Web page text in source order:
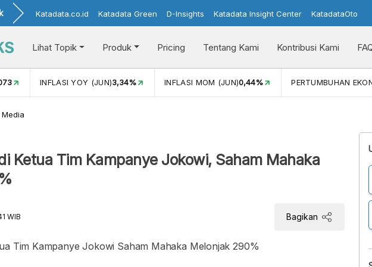
Katadata.co.id Katadata Green D-Insights Katadata Insight Center KatadataOto
Lihat Topik Produk Pricing Tentang Kami Kontribusi Kami
INFLASI YOY (JUN)3,34% INFLASI MOM (JUN)0,44% PERTUMBUHAN
Media
Ketua Tim Kampanye Jokowi, Saham Mahaka
WIB Bagikan
Tim Kampanye Jokowi Saham Mahaka Melonjak 290%